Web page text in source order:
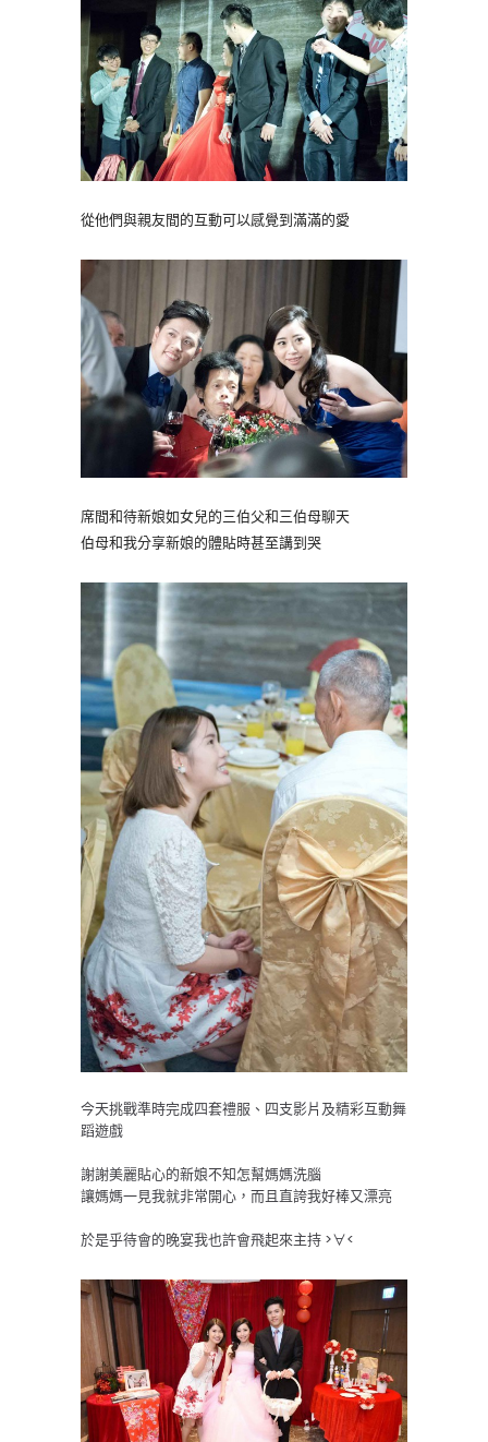
從他們與親友間的互動可以感覺到滿滿的愛
席間和待新娘如女兒的三伯父和三伯母聊天
伯母和我分享新娘的體貼時甚至講到哭
今天挑戰準時完成四套禮服、 四支影片及精彩互動舞
蹈遊戲
謝謝美麗貼心的新娘不知怎幫媽媽洗腦
讓媽媽一見我就非常開心，而且直誇我好棒又漂亮
於是乎待會的晚宴我也許會飛起來主持 >∀<